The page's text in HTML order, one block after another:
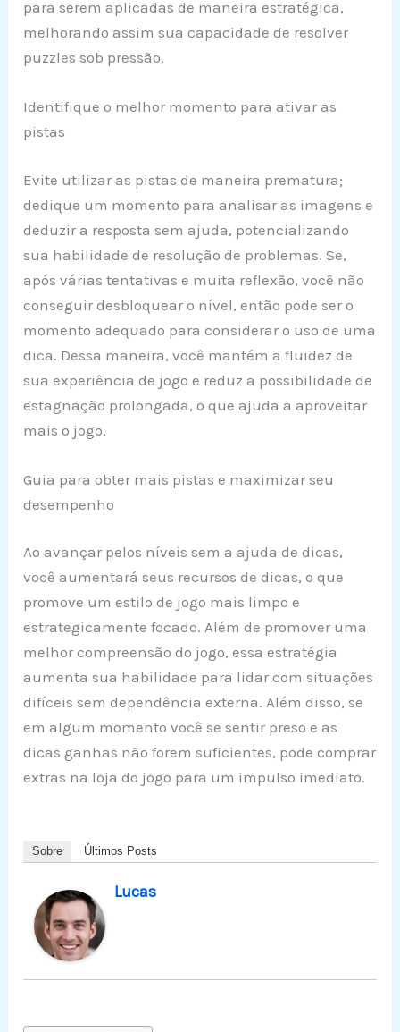
para serem aplicadas de maneira estratégica,
melhorando assim sua capacidade de resolver
puzzles sob pressão.
Identifique o melhor momento para ativar as
pistas
Evite utilizar as pistas de maneira prematura;
dedique um momento para analisar as imagens e
deduzir a resposta sem ajuda, potencializando
sua habilidade de resolução de problemas. Se,
após várias tentativas e muita reflexão, você não
conseguir desbloquear o nível, então pode ser o
momento adequado para considerar o uso de uma
dica. Dessa maneira, você mantém a fluidez de
sua experiência de jogo e reduz a possibilidade de
estagnação prolongada, o que ajuda a aproveitar
mais o jogo.
Guia para obter mais pistas e maximizar seu
desempenho
Ao avançar pelos níveis sem a ajuda de dicas,
você aumentará seus recursos de dicas, o que
promove um estilo de jogo mais limpo e
estrategicamente focado. Além de promover uma
melhor compreensão do jogo, essa estratégia
aumenta sua habilidade para lidar com situações
difíceis sem dependência externa. Além disso, se
em algum momento você se sentir preso e as
dicas ganhas não forem suficientes, pode comprar
extras na loja do jogo para um impulso imediato.
Sobre Últimos Posts
Lucas